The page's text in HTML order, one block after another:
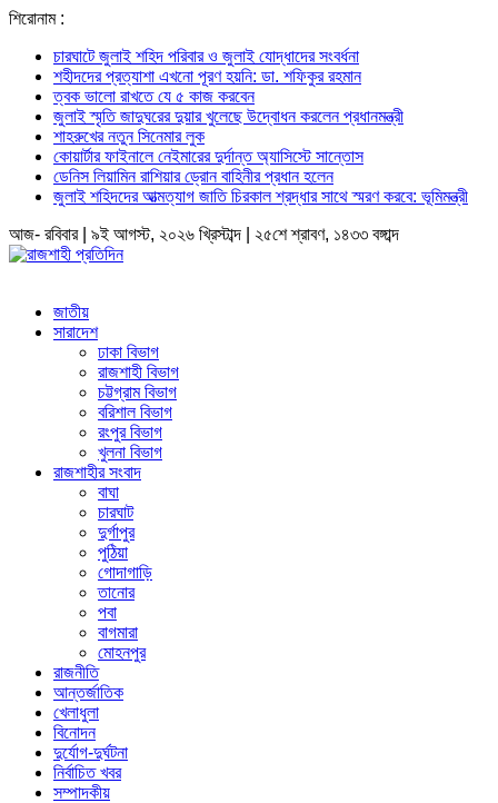
শিরোনাম :
চারঘাটে জুলাই শহিদ পরিবার ও জুলাই যোদ্ধাদের সংবর্ধনা
শহীদদের প্রত্যাশা এখনো পূরণ হয়নি: ডা. শফিকুর রহমান
ত্বক ভালো রাখতে যে ৫ কাজ করবেন
জুলাই স্মৃতি জাদুঘরের দুয়ার খুলেছে উদ্বোধন করলেন প্রধানমন্ত্রী
শাহরুখের নতুন সিনেমার লুক
কোয়ার্টার ফাইনালে নেইমারের দুর্দান্ত অ্যাসিস্টে সান্তোস
ডেনিস লিয়ামিন রাশিয়ার ড্রোন বাহিনীর প্রধান হলেন
জুলাই শহিদদের আত্মত্যাগ জাতি চিরকাল শ্রদ্ধার সাথে স্মরণ করবে: ভূমিমন্ত্রী
আজ- রবিবার | ৯ই আগস্ট, ২০২৬ খ্রিস্টাব্দ | ২৫শে শ্রাবণ, ১৪৩৩ বঙ্গাব্দ
জাতীয়
সারাদেশ
ঢাকা বিভাগ
রাজশাহী বিভাগ
চট্টগ্রাম বিভাগ
বরিশাল বিভাগ
রংপুর বিভাগ
খুলনা বিভাগ
রাজশাহীর সংবাদ
বাঘা
চারঘাট
দুর্গাপুর
পুঠিয়া
গোদাগাড়ি
তানোর
পবা
বাগমারা
মোহনপুর
রাজনীতি
আন্তর্জাতিক
খেলাধুলা
বিনোদন
দুর্যোগ-দুর্ঘটনা
নির্বাচিত খবর
সম্পাদকীয়